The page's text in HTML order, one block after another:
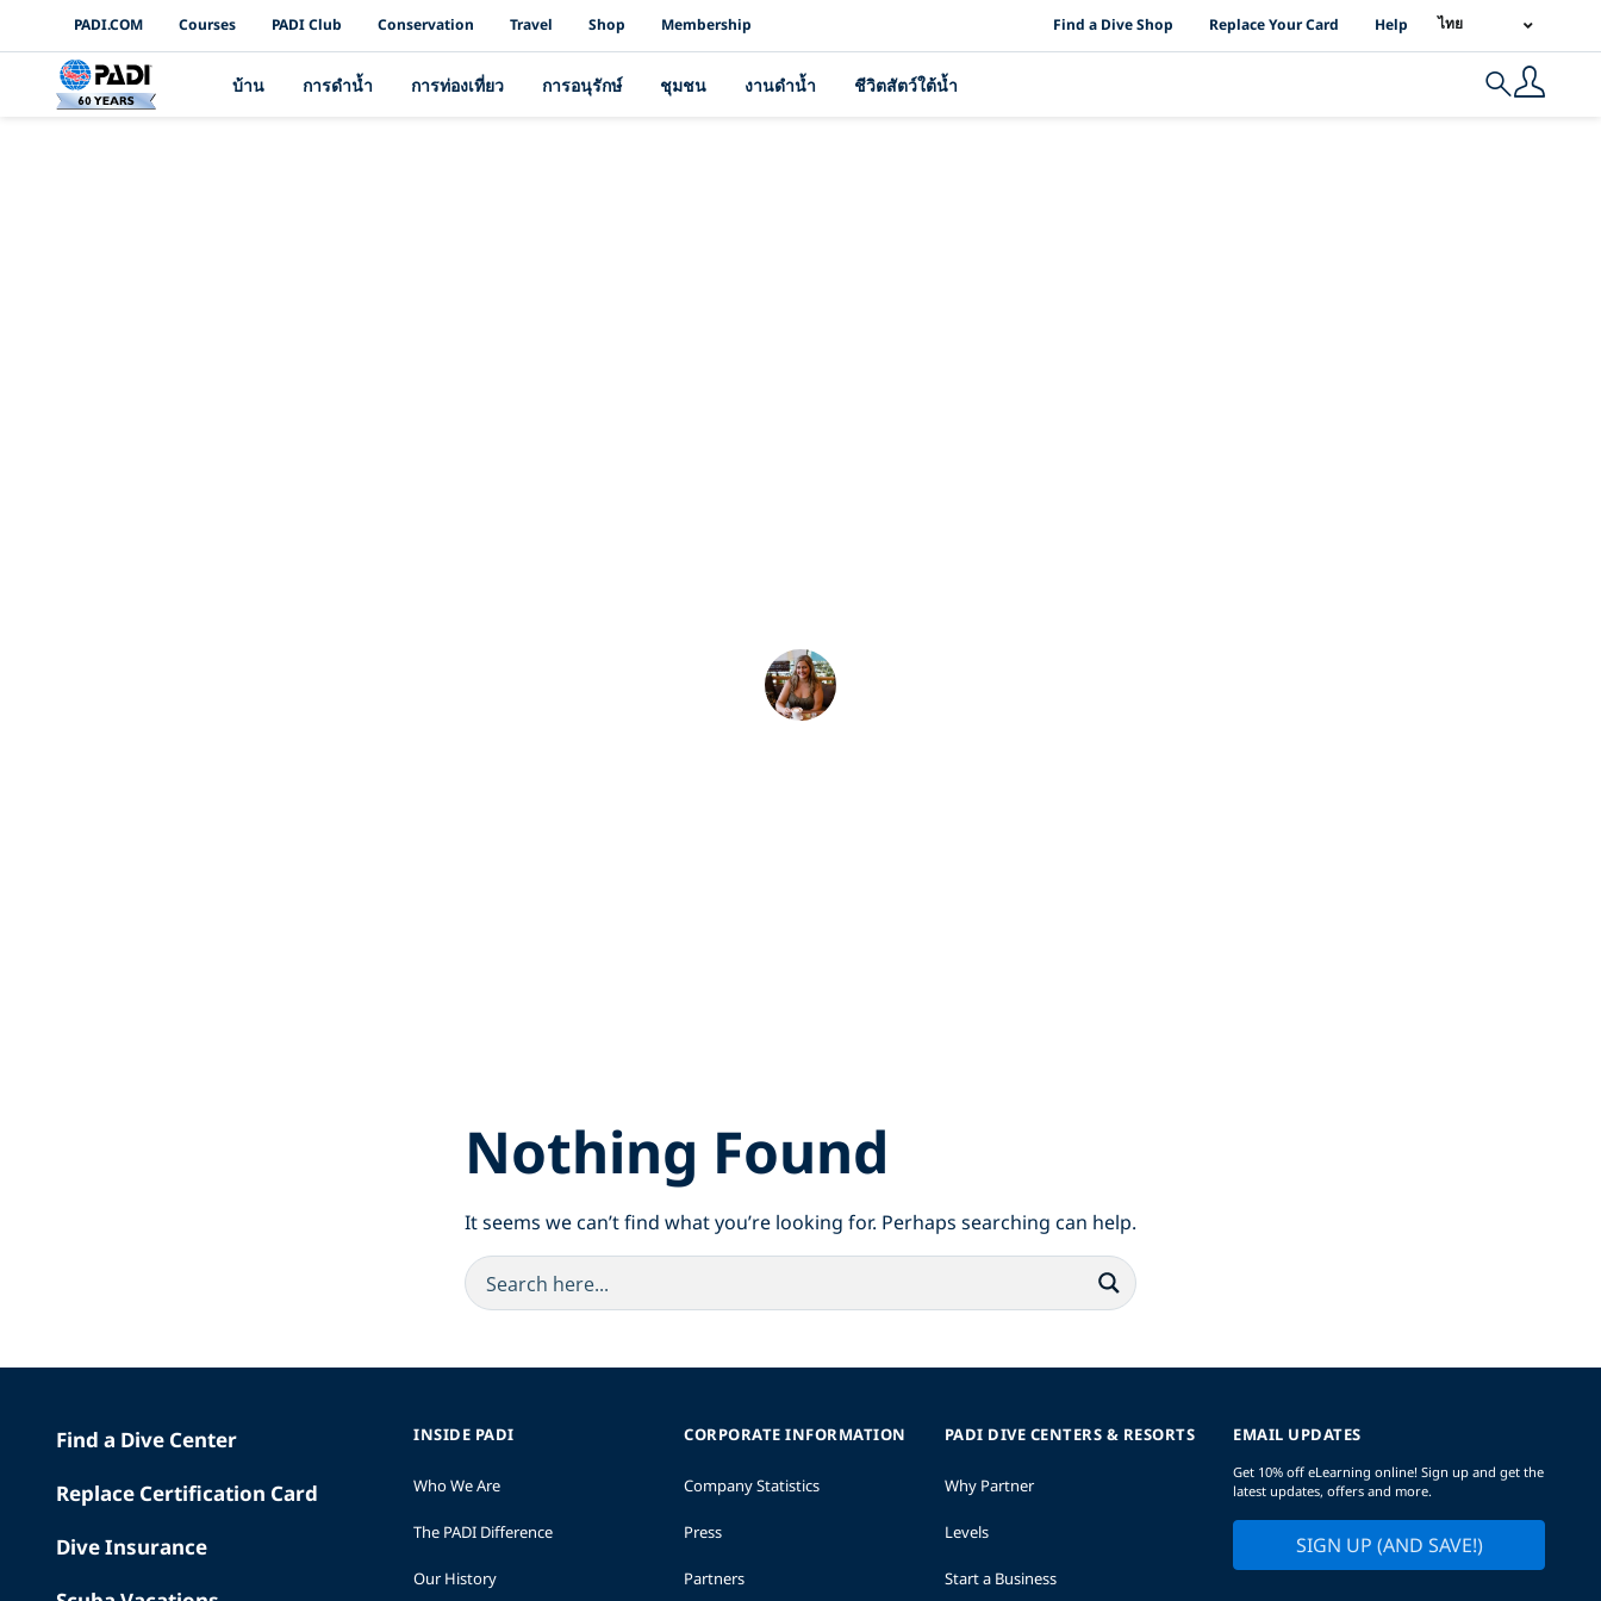
PADI Channels
PADI.COM Courses PADI Club Conservation Travel Shop Membership PADI Location Links
Find a Dive Shop Replace Your Card Help ไทย
บ้าน การดำน้ำ การท่องเที่ยว การอนุรักษ์ ชุมชน งานดำน้ำ ชีวิตสัตว์ใต้น้ำ Search
Nothing Found
It seems we can’t find what you’re looking for. Perhaps searching can help.
EMAIL UPDATES
Get 10% off eLearning online! Sign up and get the
latest updates, offers and more.
SIGN UP (AND SAVE!)
Find a Dive Center
Replace Certification Card
Dive Insurance
INSIDE PADI
Who We Are
The PADI Difference
Our History
CORPORATE INFORMATION
Company Statistics
Press
Partners
PADI DIVE CENTERS & RESORTS
Why Partner
Levels
Start a Business